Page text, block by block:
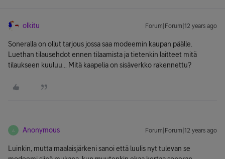
olkitu Forum|Forum|12 years ago
Soneralla on ollut tarjous jossa saa modeemin kaupan päälle.
Luethan tilausehdot ennen tilaamista ja tietenkin laitteet mitä
tilaukseen kuuluu... Mitä kaapelia on sisäverkko rakennettu?
A Anonymous Forum|Forum|12 years ago
Luinkin, mutta maalaisjärkeni sanoi että luulis nyt tulevan se